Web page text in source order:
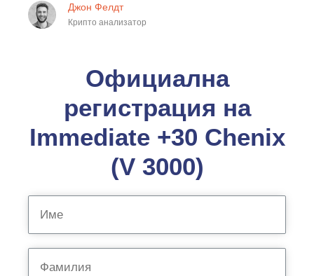
Джон Фелдт
Крипто анализатор
Официална
регистрация на
Immediate +30 Chenix
(V 3000)